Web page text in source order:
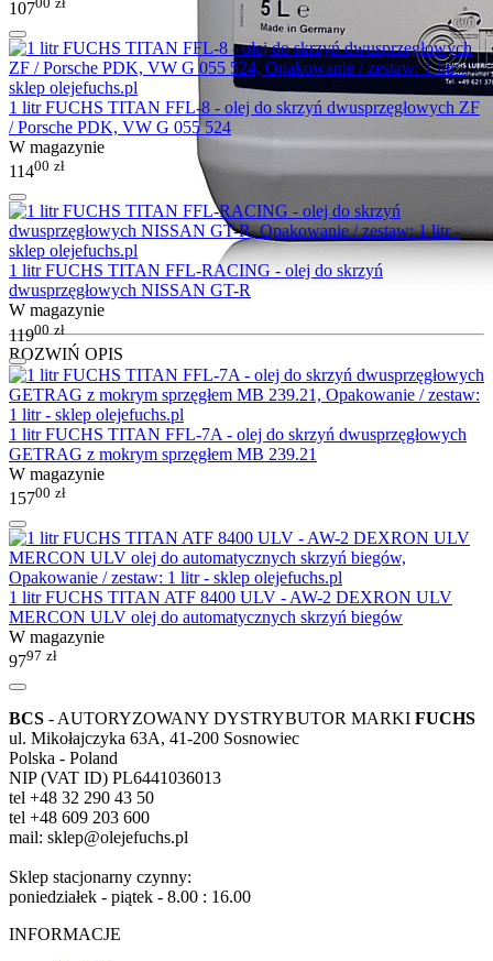
ROZWIŃ OPIS
107
1 litr FUCHS TITAN FFL-8 - olej do skrzyń dwusprzęgłowych ZF
/ Porsche PDK, VW G 055 524
W magazynie
11400 zł
1 litr FUCHS TITAN FFL-RACING - olej do skrzyń
dwusprzęgłowych NISSAN GT-R
W magazynie
11900 zł
1 litr FUCHS TITAN FFL-7A - olej do skrzyń dwusprzęgłowych
GETRAG z mokrym sprzęgłem MB 239.21
W magazynie
15700 zł
1 litr FUCHS TITAN ATF 8400 ULV - AW-2 DEXRON ULV
MERCON ULV olej do automatycznych skrzyń biegów
W magazynie
9797 zł
BCS - AUTORYZOWANY DYSTRYBUTOR MARKI FUCHS
ul. Mikołajczyka 63A, 41-200 Sosnowiec
Polska - Poland
NIP (VAT ID) PL6441036013
tel +48 32 290 43 50
tel +48 609 203 600
mail: sklep@olejefuchs.pl
Sklep stacjonarny czynny:
poniedziałek - piątek - 8.00 : 16.00
INFORMACJE